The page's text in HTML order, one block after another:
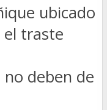
ubicado
el traste
deben de